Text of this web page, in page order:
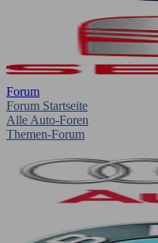
Forum
Forum Startseite
Alle Auto-Foren
Themen-Forum